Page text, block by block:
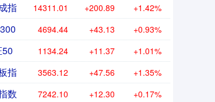
指 14311.01 +200.89 +1.42%
4694.44 +43.13 +0.93%
1134.24 +11.37 +1.01%
指 3563.12 +47.56 +1.35%
数 7242.10 +12.30 +0.17%